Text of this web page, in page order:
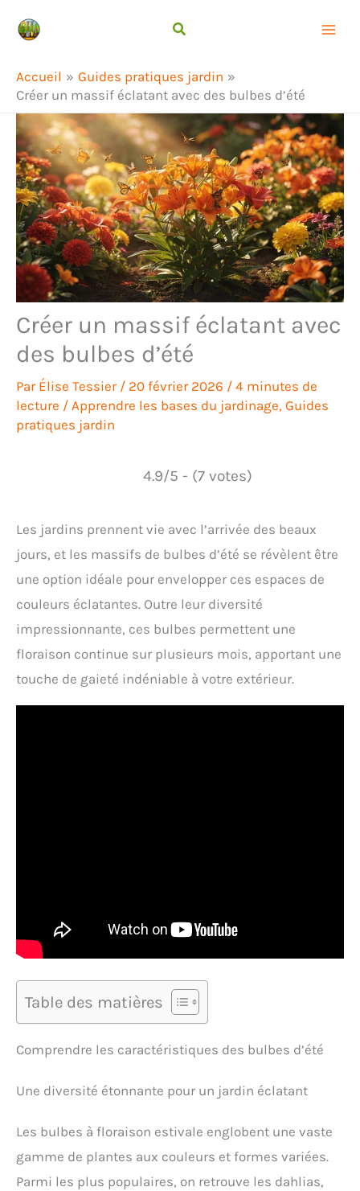
Accueil
Guides pratiques jardin
Créer un massif éclatant avec des bulbes d’été
Créer un massif éclatant avec
des bulbes d’été
Par Élise Tessier / 20 février 2026 / 4 minutes de
lecture / Apprendre les bases du jardinage, Guides
pratiques jardin
4.9/5 - (7 votes)
Les jardins prennent vie avec l’arrivée des beaux
jours, et les massifs de bulbes d’été se révèlent être
une option idéale pour envelopper ces espaces de
couleurs éclatantes. Outre leur diversité
impressionnante, ces bulbes permettent une
floraison continue sur plusieurs mois, apportant une
touche de gaieté indéniable à votre extérieur.
Table des matières
Comprendre les caractéristiques des bulbes d’été
Une diversité étonnante pour un jardin éclatant
Les bulbes à floraison estivale englobent une vaste
gamme de plantes aux couleurs et formes variées.
Parmi les plus populaires, on retrouve les dahlias,